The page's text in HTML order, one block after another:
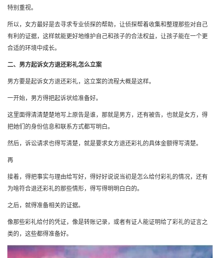
特别重视。
所以，女方最好是去寻求专业侦探的帮助，让侦探帮着收集和整理那些对自己
有利的证据，这样就能更好地维护自己和孩子的合法权益，让孩子能在一个更
合适的环境中成长。
二、男方起诉女方退还彩礼怎么立案
男方要是起诉女方退还彩礼，这立案的流程大概是这样。
一开始，男方得把起诉状给准备好。
这里面得清清楚楚地写上原告是谁，那就是男方，还有被告，也就是女方，得
把她们的身份信息和联系方式都写明白。
然后，诉讼请求也得写清楚，就是要求女方退还彩礼的具体金额得写清楚。
再
接着，得把事实与理由给写好，得好好说说当初是怎么给付彩礼的情况，还有
为啥符合退还彩礼的那些情形，得写得明明白白的。
之后，就得准备相关的证据。
像那些彩礼给付的凭证，像是转账记录，或者有证人能证明给了彩礼的证言之
类的，这些都得准备好。